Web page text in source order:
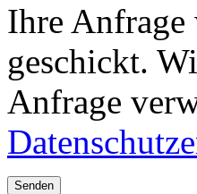
Ihre Anfrage
geschickt.
Anfrage